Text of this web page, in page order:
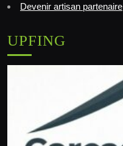
Devenir artisan partenaire
UPFING